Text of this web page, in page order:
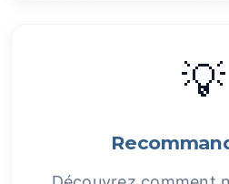
💡